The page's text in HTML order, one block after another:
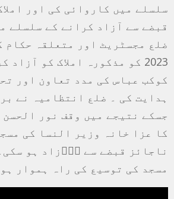
سلسلے میں کاروائی کی اور
قبضے سے آزاد کرانے کے سلسلے
2023 کو مذکورہ املاک کو
کوکب عباس کی مدد تعاون اور
ہدایت کی ۔ ضلع انتظامیہ نے
جسکے نتیجے میں وقف نور الحسن
کا عزا خانہ وزیر النسا کی
ناجائز قبضے سے آۡزاد ہو
مسجد کی توسیع کی راہ ہموار ہو